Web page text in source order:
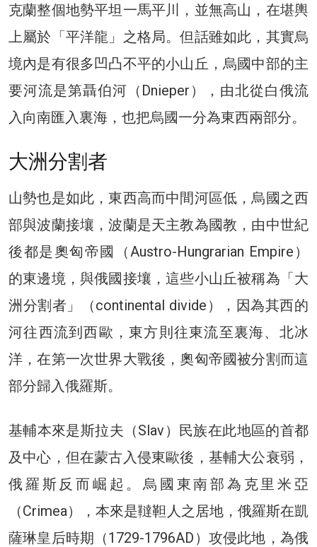
克蘭整個地勢平坦一馬平川，並無高山，在堪輿
上屬於「平洋龍」之格局。但話雖如此，其實烏
境內是有很多凹凸不平的小山丘，烏國中部的主
要河流是第聶伯河（Dnieper），由北從白俄流
入向南匯入裏海，也把烏國一分為東西兩部分。
大洲分割者
山勢也是如此，東西高而中間河區低，烏國之西
部與波蘭接壤，波蘭是天主教為國教，由中世紀
後都是奧匈帝國（Austro-Hungrarian Empire）
的東邊境，與俄國接壤，這些小山丘被稱為「大
洲分割者」（continental divide），因為其西的
河往西流到西歐，東方則往東流至裏海、北冰
洋，在第一次世界大戰後，奧匈帝國被分割而這
部分歸入俄羅斯。
基輔本來是斯拉夫（Slav）民族在此地區的首都
及中心，但在蒙古入侵東歐後，基輔大公衰弱，
俄羅斯反而崛起。烏國東南部為克里米亞
（Crimea），本來是韃靼人之居地，俄羅斯在凱
薩琳皇后時期（1729-1796AD）攻侵此地，為俄